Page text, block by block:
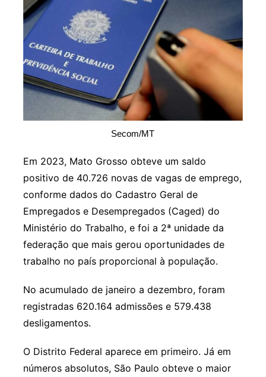
Secom/MT
Em 2023, Mato Grosso obteve um saldo
positivo de 40.726 novas de vagas de emprego,
conforme dados do Cadastro Geral de
Empregados e Desempregados (Caged) do
Ministério do Trabalho, e foi a 2ª unidade da
federação que mais gerou oportunidades de
trabalho no país proporcional à população.
No acumulado de janeiro a dezembro, foram
registradas 620.164 admissões e 579.438
desligamentos.
O Distrito Federal aparece em primeiro. Já em
números absolutos, São Paulo obteve o maior